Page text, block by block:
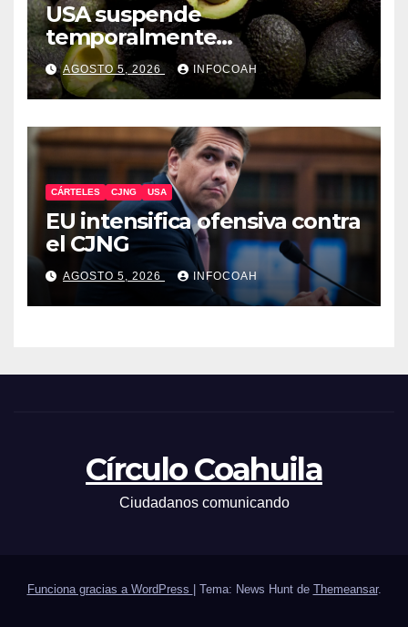
USA suspende
temporalmente
exportaciones de aguacate
michoacano
AGOSTO 5, 2026 INFOCOAH
CÁRTELES CJNG USA
EU intensifica ofensiva contra
el CJNG
AGOSTO 5, 2026 INFOCOAH
Círculo Coahuila
Ciudadanos comunicando
Funciona gracias a WordPress Tema: News Hunt de Themeansar.